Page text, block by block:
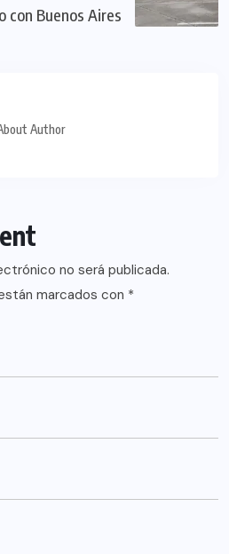
con Buenos Aires
Author
no será publicada.
marcados con *